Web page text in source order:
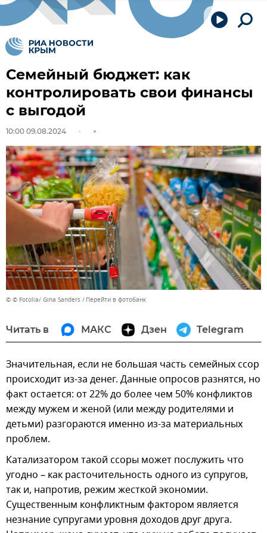
Семейный бюджет: как
контролировать свои финансы
с выгодой
10:00 09.08.2024
© © Fotolia/ Gina Sanders Перейти в фотобанк
Читать в МАКС Дзен Telegram
Значительная, если не большая часть семейных ссор
происходит из-за денег. Данные опросов разнятся, но
факт остается: от 22% до более чем 50% конфликтов
между мужем и женой (или между родителями и
детьми) разгораются именно из-за материальных
проблем.
Катализатором такой ссоры может послужить что
угодно – как расточительность одного из супругов,
так и, напротив, режим жесткой экономии.
Существенным конфликтным фактором является
незнание супругами уровня доходов друг друга.